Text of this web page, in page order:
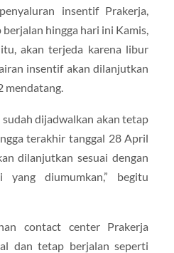
insentif Prakerja,
hingga hari ini Kamis,
akan terjeda karena libur
insentif akan dilanjutkan
mendatang.
dijadwalkan akan tetap
terakhir tanggal 28 April
dilanjutkan sesuai dengan
yang diumumkan,” begitu
contact center Prakerja
dan tetap berjalan seperti